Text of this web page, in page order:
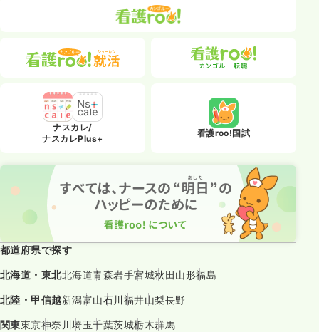
ナスカレ/
ナスカレPlus+
看護roo!国試
都道府県で探す
北海道・東北北海道青森岩手宮城秋田山形福島
北陸・甲信越新潟富山石川福井山梨長野
関東東京神奈川埼玉千葉茨城栃木群馬